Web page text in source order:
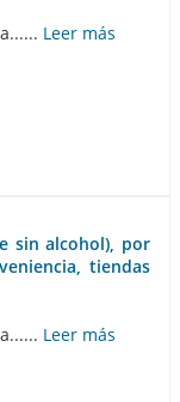
Leer más
sin alcohol), por
tiendas
Leer más